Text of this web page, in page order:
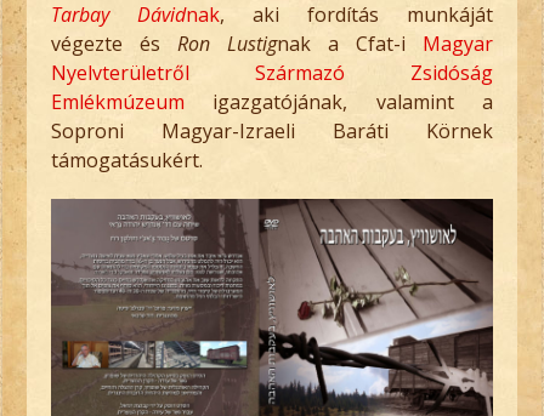
Tarbay Dávidnak, aki fordítás munkáját
végezte ésRon Lustignak a Cfat-i Magyar
Nyelvterületről Származó Zsidóság
Emlékmúzeum igazgatójának, valamint a
Soproni Magyar-Izraeli Baráti Körnek
támogatásukért.